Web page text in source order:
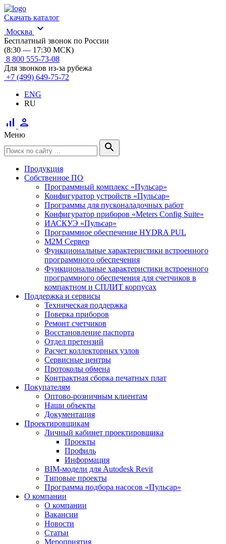
Скачать каталог
Москва
expand_more
Бесплатный звонок по России
(8:30 — 17:30 МСК)
8 800 555-73-08
Для звонков из-за рубежа
+7 (499) 649-75-72
ENG
RU
signal_cellular_alt person
Меню
search
Продукция
Собственное ПО
Программный комплекс «Пульсар»
Конфигуратор устройств «Пульсар»
Программы для пусконаладочных работ
Конфигуратор приборов «Meters Config Suite»
ИАСКУЭ «Пульсар»
Программное обеспечение HYDRA PUL
M2M Сервер
Функциональные характеристики встроенного
программного обеспечения
Функциональные характеристики встроенного
программного обеспечения для счетчиков в
компактном и СПЛИТ корпусах
Поддержка и сервисы
Техническая поддержка
Поверка приборов
Ремонт счетчиков
Восстановление паспорта
Отдел претензий
Расчет коллекторных узлов
Сервисные центры
Протоколы обмена
Контрактная сборка печатных плат
Покупателям
Оптово-розничным клиентам
Наши объекты
Документация
Проектировщикам
Личный кабинет проектировщика
Проекты
Профиль
Информация
BIM-модели для Autodesk Revit
Типовые проекты
Программа подбора насосов «Пульсар»
О компании
О компании
Вакансии
Новости
Статьи
Мероприятия